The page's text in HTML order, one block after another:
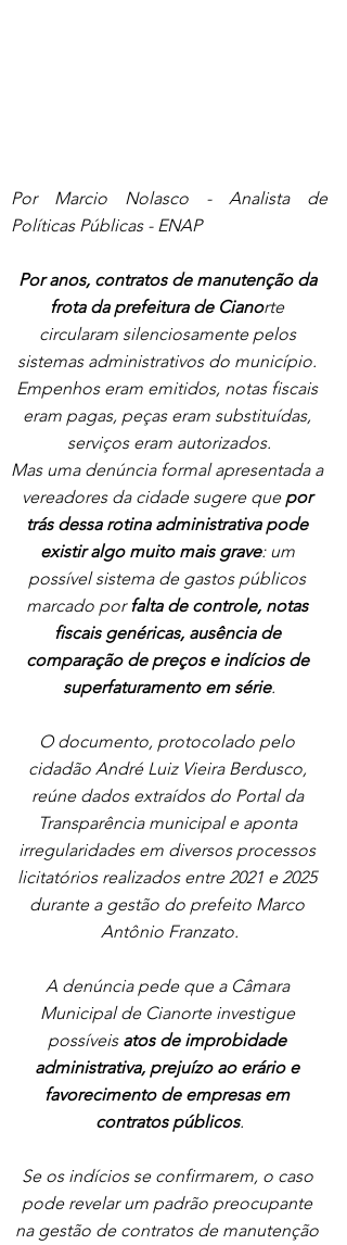
Por Marcio Nolasco - Analista de
Políticas Públicas - ENAP
Por anos, contratos de manutenção da
frota da prefeitura de Cianorte
circularam silenciosamente pelos
sistemas administrativos do município.
Empenhos eram emitidos, notas fiscais
eram pagas, peças eram substituídas,
serviços eram autorizados.
Mas uma denúncia formal apresentada a
vereadores da cidade sugere que por
trás dessa rotina administrativa pode
existir algo muito mais grave: um
possível sistema de gastos públicos
marcado por falta de controle, notas
fiscais genéricas, ausência de
comparação de preços e indícios de
superfaturamento em série.
O documento, protocolado pelo
cidadão André Luiz Vieira Berdusco,
reúne dados extraídos do Portal da
Transparência municipal e aponta
irregularidades em diversos processos
licitatórios realizados entre 2021 e 2025
durante a gestão do prefeito Marco
Antônio Franzato.
A denúncia pede que a Câmara
Municipal de Cianorte investigue
possíveis atos de improbidade
administrativa, prejuízo ao erário e
favorecimento de empresas em
contratos públicos.
Se os indícios se confirmarem, o caso
pode revelar um padrão preocupante
na gestão de contratos de manutenção